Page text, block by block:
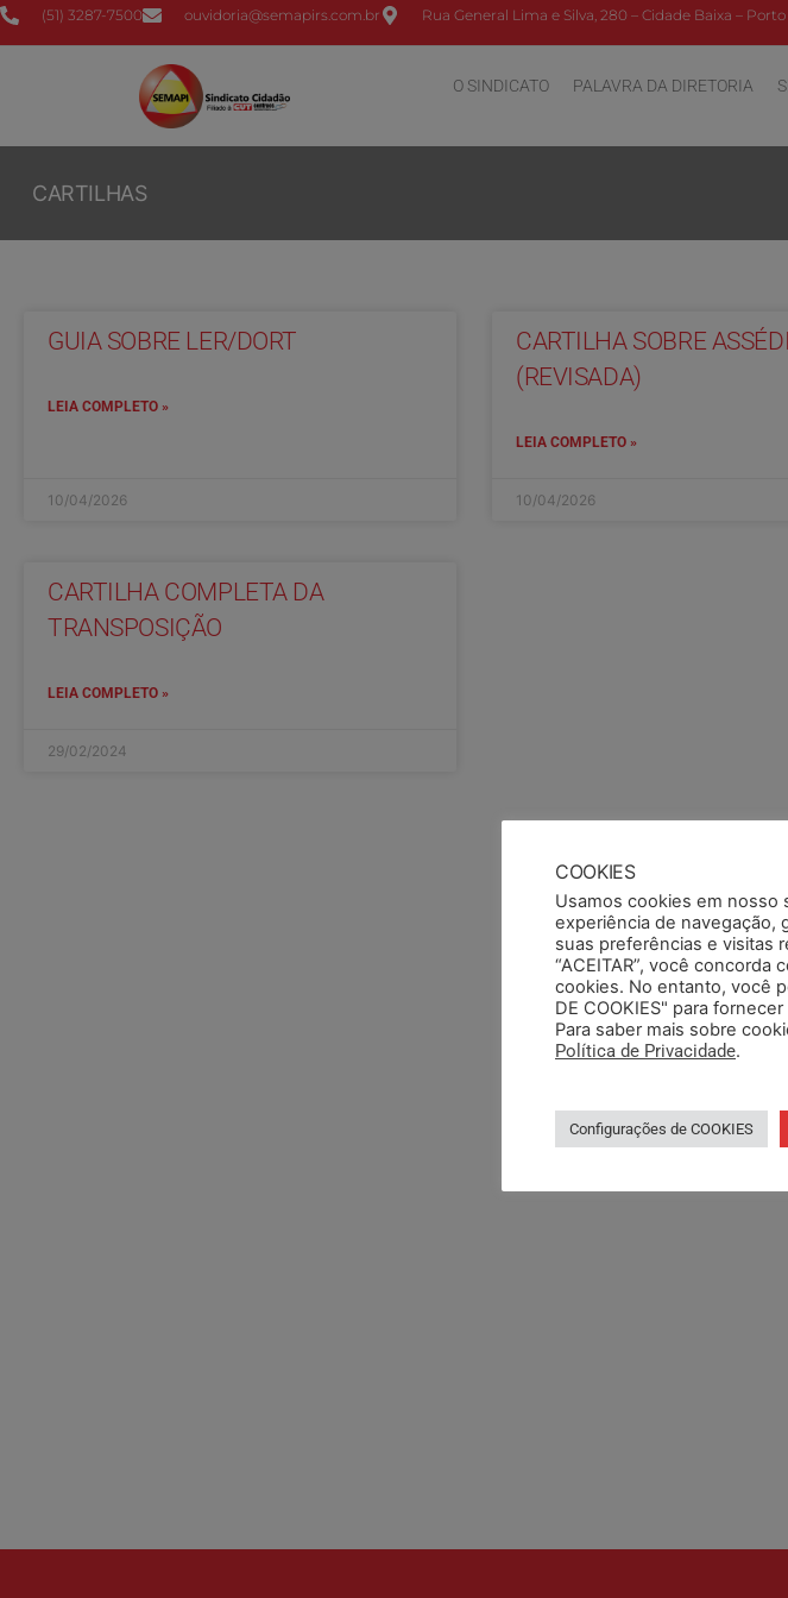
(51) 3287-7500 ouvidoria@semapirs.com.br Rua General Lima e Silva, 280 – Cidade Baixa –
O SINDICATO PALAVRA DA DIRETORIA
CARTILHAS
GUIA SOBRE LER/DORT
LEIA COMPLETO »
10/04/2026
CARTILHA SOBRE
(REVISADA)
LEIA COMPLETO »
10/04/2026
CARTILHA COMPLETA DA
TRANSPOSIÇÃO
LEIA COMPLETO »
29/02/2024
COOKIES
Usamos cookies em nosso
experiência de navegação,
suas preferências e visitas
“ACEITAR”, você concorda
cookies. No entanto, você
DE COOKIES" para
Para saber mais sobre
Política de Privacidade.
Configurações de COOKIES